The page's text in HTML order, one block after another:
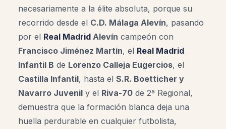
necesariamente a la élite absoluta, porque su
recorrido desde el C.D. Málaga Alevín, pasando
por el Real Madrid Alevín campeón con
Francisco Jiménez Martín, el Real Madrid
Infantil B de Lorenzo Calleja Eugercios, el
Castilla Infantil, hasta el S.R. Boetticher y
Navarro Juvenil y el Riva-70 de 2ª Regional,
demuestra que la formación blanca deja una
huella perdurable en cualquier futbolista,